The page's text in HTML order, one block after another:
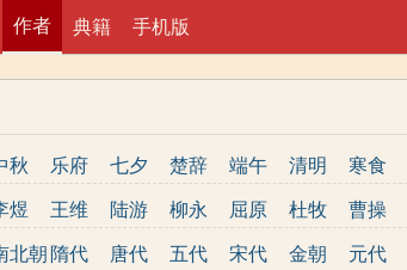
作者 典籍 手机版
秋 乐府 七夕 楚辞 端午 清明 寒食
亲 春节 老师 节日 写人 民谣 诗经
煜 王维 陆游 柳永 屈原 杜牧 曹操
稹 岑参 曹植 唐寅 姜夔 韩愈 岳飞
北朝 隋代 唐代 五代 宋代 金朝 元代